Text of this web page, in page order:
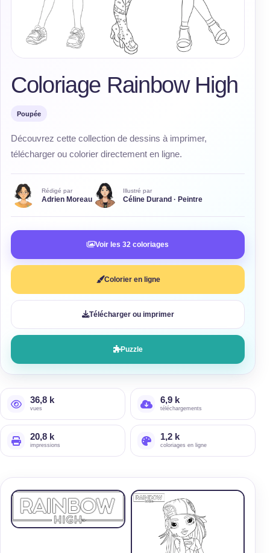
Coloriage Rainbow High
Poupée
Découvrez cette collection de dessins à imprimer,
télécharger ou colorier directement en ligne.
Rédigé par
Adrien Moreau
Illustré par
Céline Durand · Peintre
Voir les 32 coloriages
Colorier en ligne
Télécharger ou imprimer
Puzzle
36,8 k
vues
6,9 k
téléchargements
20,8 k
impressions
1,2 k
coloriages en ligne